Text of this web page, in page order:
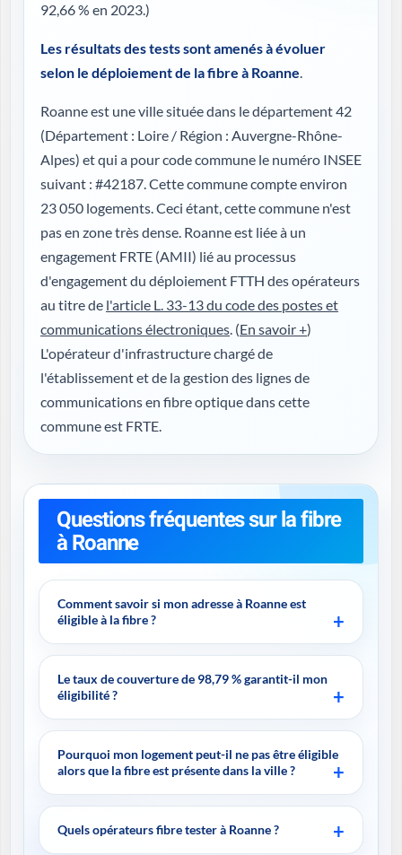
92,66 % en 2023.)
Les résultats des tests sont amenés à évoluer
selon le déploiement de la fibre à Roanne.
Roanne est une ville située dans le département 42
(Département : Loire / Région : Auvergne-Rhône-
Alpes) et qui a pour code commune le numéro INSEE
suivant : #42187. Cette commune compte environ
23 050 logements. Ceci étant, cette commune n'est
pas en zone très dense. Roanne est liée à un
engagement FRTE (AMII) lié au processus
d'engagement du déploiement FTTH des opérateurs
au titre de l'article L. 33-13 du code des postes et
communications électroniques. (En savoir +)
L'opérateur d'infrastructure chargé de
l'établissement et de la gestion des lignes de
communications en fibre optique dans cette
commune est FRTE.
Questions fréquentes sur la fibre
à Roanne
Comment savoir si mon adresse à Roanne est
éligible à la fibre ?
Le taux de couverture de 98,79 % garantit-il mon
éligibilité ?
Pourquoi mon logement peut-il ne pas être éligible
alors que la fibre est présente dans la ville ?
Quels opérateurs fibre tester à Roanne ?